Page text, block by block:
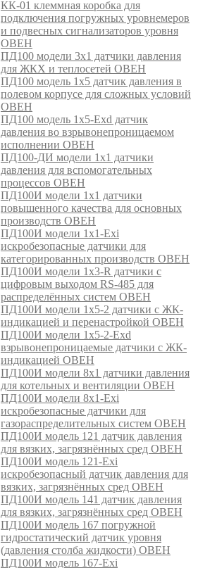
КК-01 клеммная коробка для
подключения погружных уровнемеров
и подвесных сигнализаторов уровня
ОВЕН
ПД100 модели 3х1 датчики давления
для ЖКХ и теплосетей ОВЕН
ПД100 модель 1х5 датчик давления в
полевом корпусе для сложных условий
ОВЕН
ПД100 модель 1х5-Exd датчик
давления во взрывонепроницаемом
исполнении ОВЕН
ПД100-ДИ модели 1х1 датчики
давления для вспомогательных
процессов ОВЕН
ПД100И модели 1х1 датчики
повышенного качества для основных
производств ОВЕН
ПД100И модели 1х1-Exi
искробезопасные датчики для
категорированных производств ОВЕН
ПД100И модели 1х3-R датчики с
цифровым выходом RS-485 для
распределённых систем ОВЕН
ПД100И модели 1х5-2 датчики с ЖК-
индикацией и перенастройкой ОВЕН
ПД100И модели 1х5-2-Exd
взрывонепроницаемые датчики с ЖК-
индикацией ОВЕН
ПД100И модели 8х1 датчики давления
для котельных и вентиляции ОВЕН
ПД100И модели 8х1-Exi
искробезопасные датчики для
газораспределительных систем ОВЕН
ПД100И модель 121 датчик давления
для вязких, загрязнённых сред ОВЕН
ПД100И модель 121-Exi
искробезопасный датчик давления для
вязких, загрязнённых сред ОВЕН
ПД100И модель 141 датчик давления
для вязких, загрязнённых сред ОВЕН
ПД100И модель 167 погружной
гидростатический датчик уровня
(давления столба жидкости) ОВЕН
ПД100И модель 167-Exi